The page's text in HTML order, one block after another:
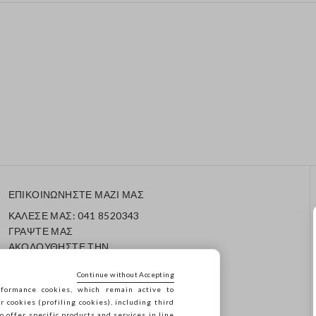
ΕΠΙΚΟΙΝΩΝΗΣΤΕ ΜΑΖΙ ΜΑΣ
ΚΑΛΕΣΕ ΜΑΣ: 041 8520343
ΓΡΑΨΤΕ ΜΑΣ
ΑΚΟΛΟΥΘΗΣΤΕ ΤΗΝ
cookies, which remain active to
cookies (profiling cookies), including third
Continue without Accepting